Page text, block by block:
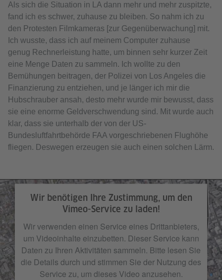
Als sich die Situation in LA dann mehr und mehr zuspitzte,
fand ich es schwer, zuhause zu bleiben. So nahm ich zu
den Protesten Filmkameras [zur Gegenüberwachung] mit.
Ich wusste, dass ich auf meinem Computer zuhause
genug Rechnerleistung hatte, um binnen sehr kurzer Zeit
eine Menge Daten zu sammeln. Ich wollte zu den
Bemühungen beitragen, der Polizei von Los Angeles die
Finanzierung zu entziehen, und je länger ich mir die
Hubschrauber ansah, desto mehr wurde mir bewusst, dass
sie eine enorme Geldverschwendung sind. Mit wurde auch
klar, dass sie unterhalb der von der US-
Bundesluftfahrtbehörde FAA vorgeschriebenen Flughöhe
fliegen. Deswegen erzeugen sie auch einen solchen Lärm.
Wir benötigen Ihre Zustimmung, um den
Vimeo-Service zu laden!
Wir verwenden einen Service eines Drittanbieters,
um Videoinhalte einzubetten. Dieser Service kann
Daten zu Ihren Aktivitäten sammeln. Bitte lesen Sie
die Details durch und stimmen Sie der Nutzung des
Service zu, um dieses Video anzusehen.
Visualisierung eines einzelnen LAPD-Hubschrauberfluges während des Police
Accountability Marches in Los Angeles, 2020. © Suzanne Kite, Nick Shapiro,
Ladan Siad, Aljumaine Gayle